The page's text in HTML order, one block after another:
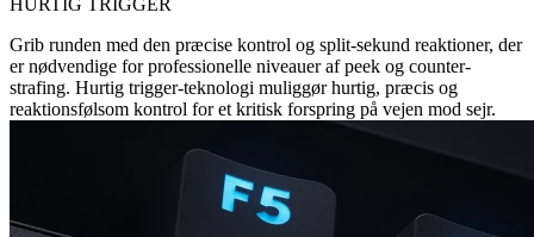
Grib runden med den præcise kontrol og split-sekund reaktioner, der
er nødvendige for professionelle niveauer af peek og counter-
strafing. Hurtig trigger-teknologi muliggør hurtig, præcis og
reaktionsfølsom kontrol for et kritisk forspring på vejen mod sejr.